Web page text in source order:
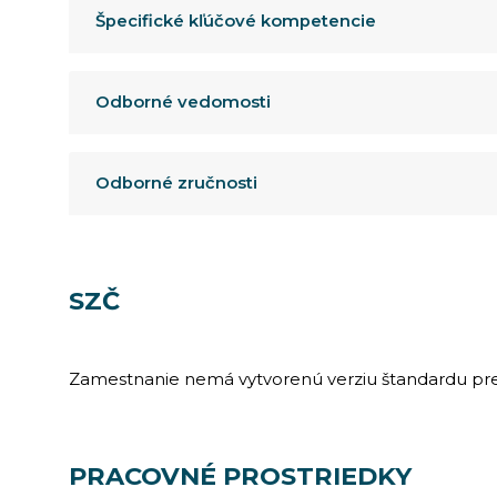
Špecifické kľúčové kompetencie
Odborné vedomosti
Odborné zručnosti
SZČ
Zamestnanie nemá vytvorenú verziu štandardu
PRACOVNÉ PROSTRIEDKY